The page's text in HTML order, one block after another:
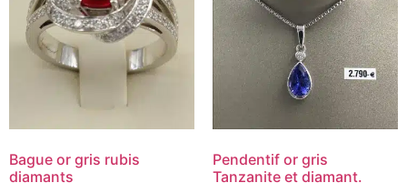
Bague or gris rubis
diamants
Pendentif or gris
Tanzanite et diamant.